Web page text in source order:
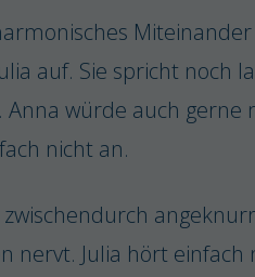
auf. Sie spricht noch
Anna würde auch
nicht an.
nervt. Julia hört